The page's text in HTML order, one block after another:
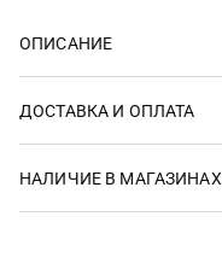
ОПИСАНИЕ
ДОСТАВКА И ОПЛАТА
НАЛИЧИЕ В МАГАЗИНАХ